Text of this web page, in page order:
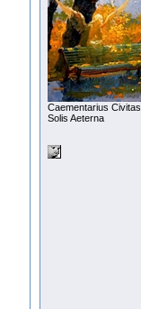
Сaementarius Civitas
Solis Aeterna